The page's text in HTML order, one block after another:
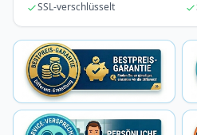
SSL-verschlüsselt